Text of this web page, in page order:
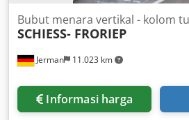
Jerman 11.023 km
Bubut menara vertikal - kolom
SCHIESS- FRORIEP
Informasi harga